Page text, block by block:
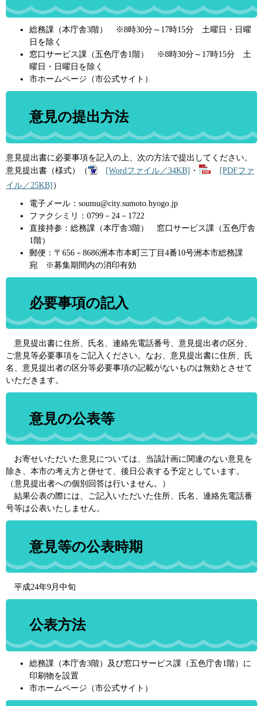
総務課（本庁舎3階） ※8時30分～17時15分 土曜日・日曜
日を除く
窓口サービス課（五色庁舎1階） ※8時30分～17時15分 土
曜日・日曜日を除く
市ホームページ（市公式サイト）
意見の提出方法
意見提出書に必要事項を記入の上、次の方法で提出してください。
意見提出書（様式）（
[Wordファイル／34KB] ・
[PDFファ
イル／25KB] ）
電子メール：soumu@city.sumoto.hyogo.jp
ファクシミリ：0799－24－1722
直接持参：総務課（本庁舎3階） 窓口サービス課（五色庁舎
1階）
郵便：〒656－8686洲本市本町三丁目4番10号洲本市総務課
宛 ※募集期間内の消印有効
必要事項の記入
意見提出書に住所、氏名、連絡先電話番号、意見提出者の区分、
ご意見等必要事項をご記入ください。なお、意見提出書に住所、氏
名、意見提出者の区分等必要事項の記載がないものは無効とさせて
いただきます。
意見の公表等
お寄せいただいた意見については、当該計画に関連のない意見を
除き、本市の考え方と併せて、後日公表する予定としています。
（意見提出者への個別回答は行いません。）
結果公表の際には、ご記入いただいた住所、氏名、連絡先電話番
号等は公表いたしません。
意見等の公表時期
平成24年9月中旬
公表方法
総務課（本庁舎3階）及び窓口サービス課（五色庁舎1階）に
印刷物を設置
市ホームページ（市公式サイト）